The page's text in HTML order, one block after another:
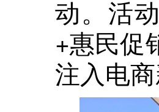
动。活
+惠民促
注入电商